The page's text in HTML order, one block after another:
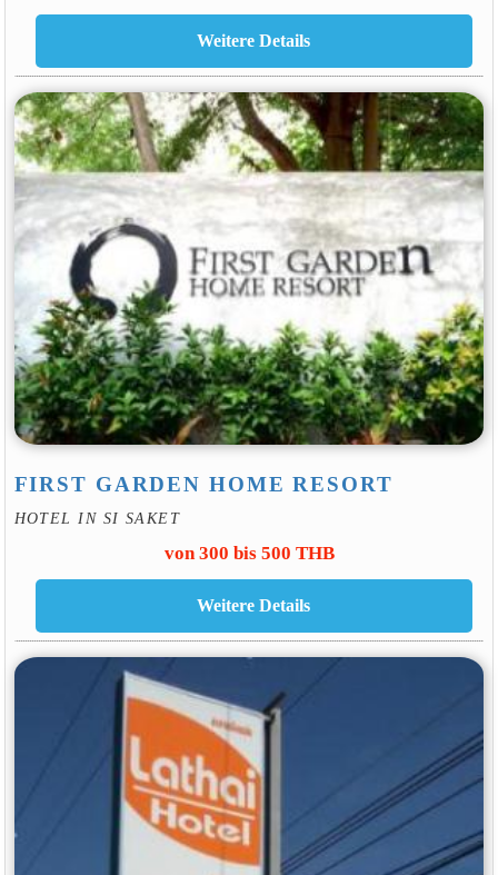
FIRST GARDEN HOME RESORT
HOTEL IN SI SAKET
von 300 bis 500 THB